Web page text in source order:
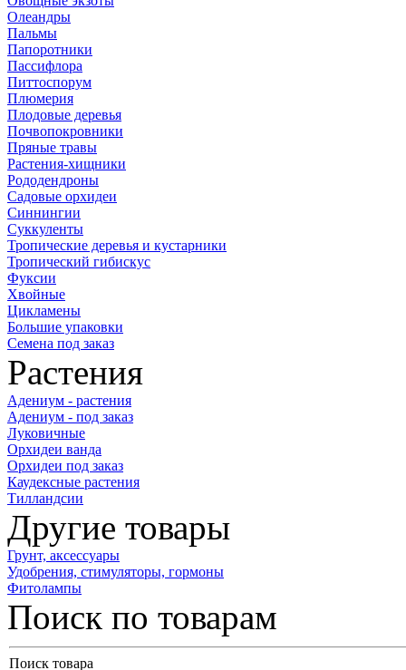
Олеандры
Пальмы
Папоротники
Пассифлора
Питтоспорум
Плюмерия
Плодовые деревья
Почвопокровники
Пряные травы
Растения-хищники
Рододендроны
Садовые орхидеи
Синнингии
Суккуленты
Тропические деревья и кустарники
Тропический гибискус
Фуксии
Хвойные
Цикламены
Большие упаковки
Семена под заказ
Растения
Адениум - растения
Адениум - под заказ
Луковичные
Орхидеи ванда
Орхидеи под заказ
Каудексные растения
Тилландсии
Другие товары
Грунт, аксессуары
Удобрения, стимуляторы, гормоны
Фитолампы
Поиск по товарам
Поиск товара